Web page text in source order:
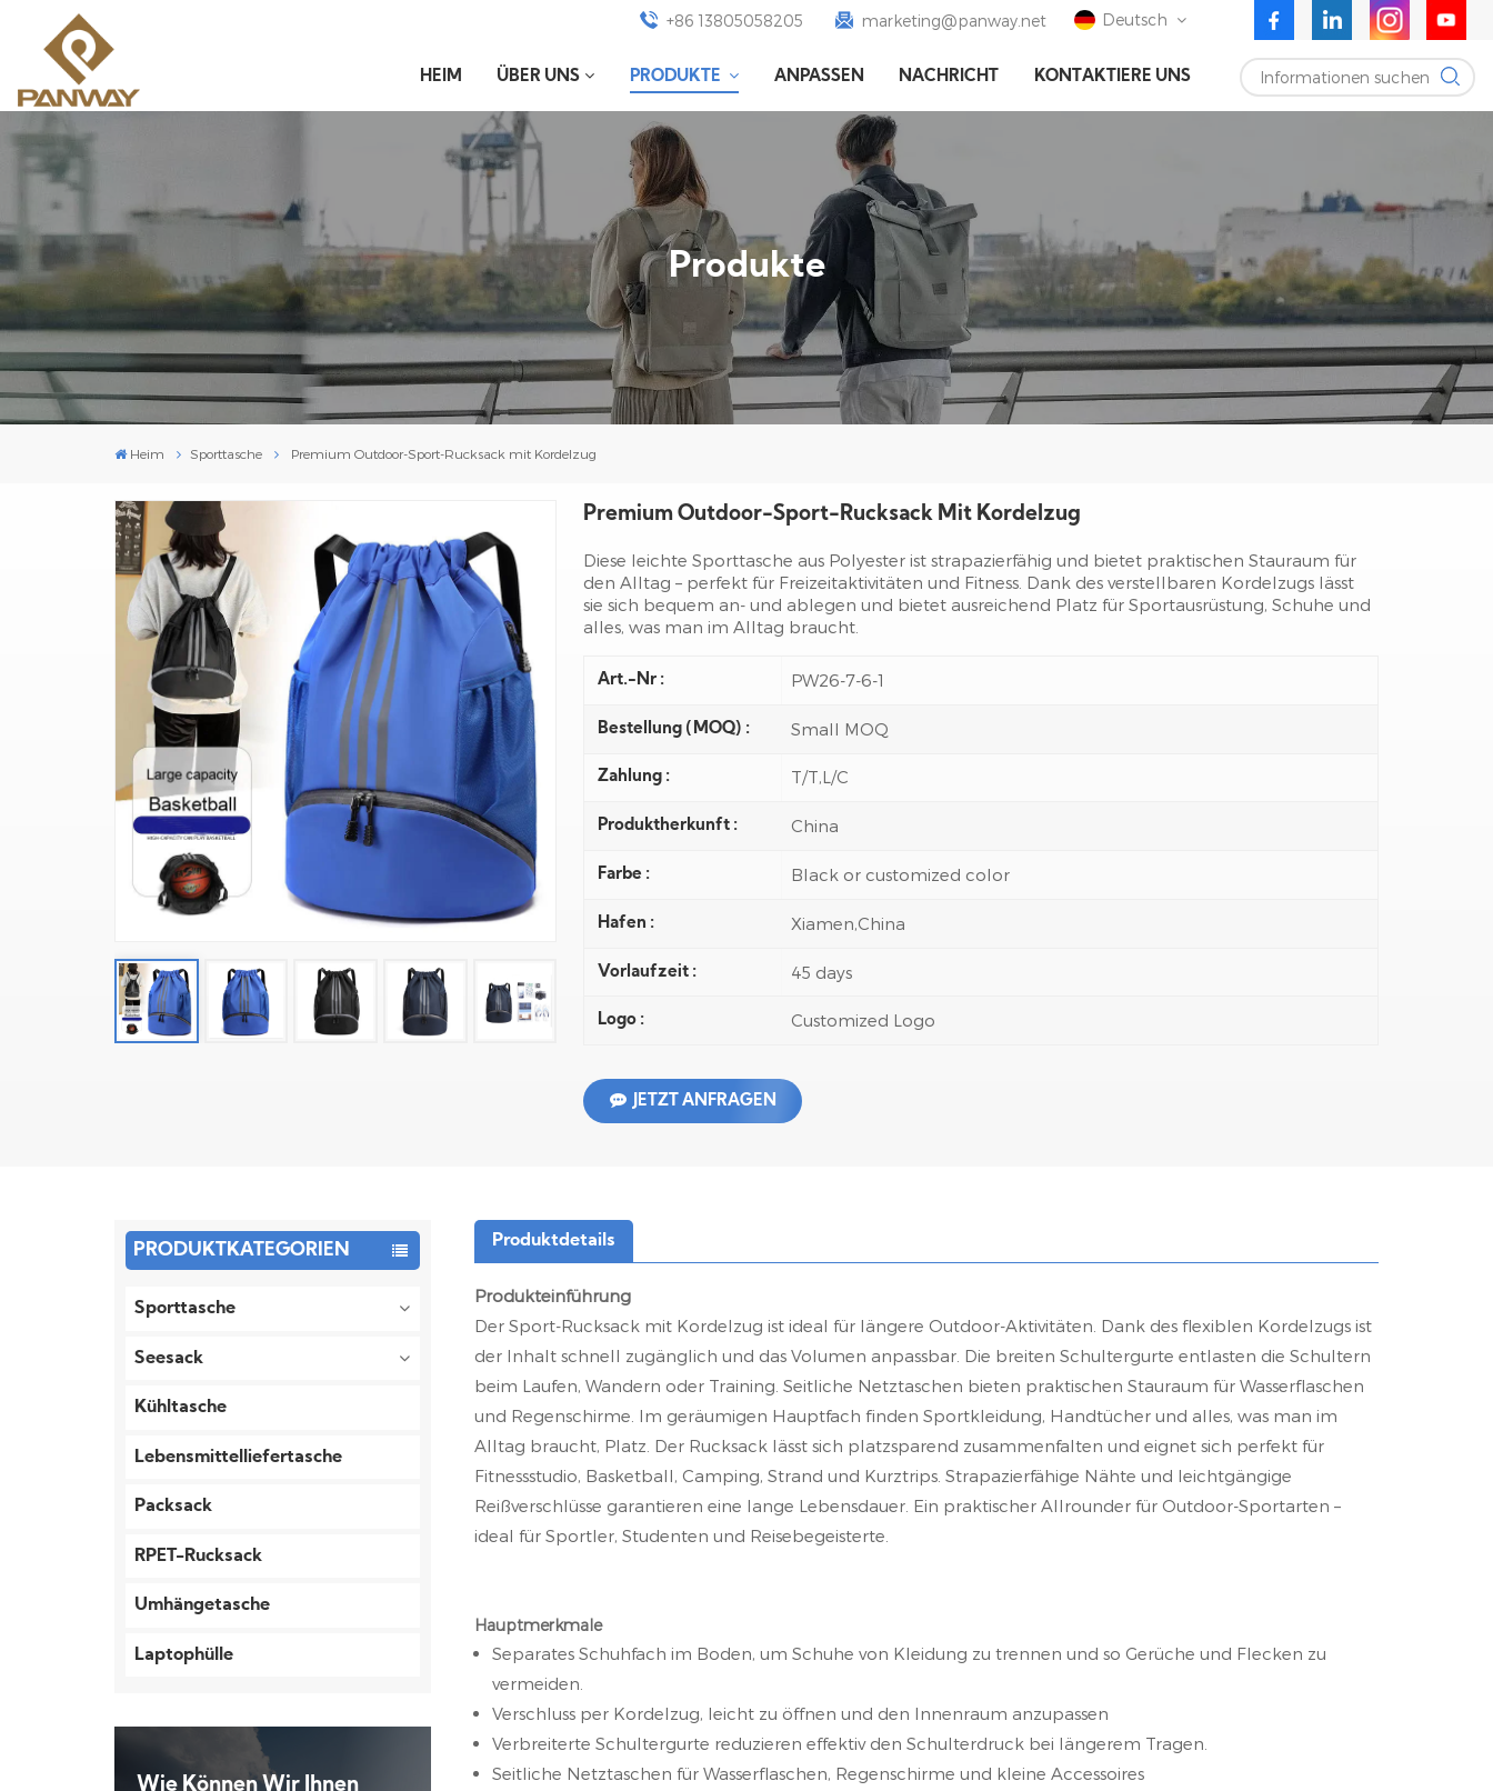
+86 13805058205 marketing@panway.net Deutsch
English
Español
HEIM ÜBER UNS PRODUKTE ANPASSEN NACHRICHT KONTAKTIERE UNS Informationen suchen
Produkte
Heim Sporttasche Premium Outdoor-Sport-Rucksack mit Kordelzug
Premium Outdoor-Sport-Rucksack Mit Kordelzug
Diese leichte Sporttasche aus Polyester ist strapazierfähig und bietet praktischen Stauraum für
den Alltag – perfekt für Freizeitaktivitäten und Fitness. Dank des verstellbaren Kordelzugs lässt
sie sich bequem an- und ablegen und bietet ausreichend Platz für Sportausrüstung, Schuhe und
alles, was man im Alltag braucht.
Art.-Nr : PW26-7-6-1
Bestellung (MOQ) : Small MOQ
Zahlung : T/T,L/C
Produktherkunft : China
Farbe : Black or customized color
Hafen : Xiamen,China
Vorlaufzeit : 45 days
Logo : Customized Logo
JETZT ANFRAGEN
PRODUKTKATEGORIEN
Sporttasche
Seesack
Kühltasche
Lebensmittelliefertasche
Packsack
RPET-Rucksack
Umhängetasche
Laptophülle
Wie Können Wir Ihnen
Produktdetails
Produkteinführung
Der Sport-Rucksack mit Kordelzug ist ideal für längere Outdoor-Aktivitäten. Dank des flexiblen Kordelzugs ist
der Inhalt schnell zugänglich und das Volumen anpassbar. Die breiten Schultergurte entlasten die Schultern
beim Laufen, Wandern oder Training. Seitliche Netztaschen bieten praktischen Stauraum für Wasserflaschen
und Regenschirme. Im geräumigen Hauptfach finden Sportkleidung, Handtücher und alles, was man im
Alltag braucht, Platz. Der Rucksack lässt sich platzsparend zusammenfalten und eignet sich perfekt für
Fitnessstudio, Basketball, Camping, Strand und Kurztrips. Strapazierfähige Nähte und leichtgängige
Reißverschlüsse garantieren eine lange Lebensdauer. Ein praktischer Allrounder für Outdoor-Sportarten –
ideal für Sportler, Studenten und Reisebegeisterte.
Hauptmerkmale
Separates Schuhfach im Boden, um Schuhe von Kleidung zu trennen und so Gerüche und Flecken zu
vermeiden.
Verschluss per Kordelzug, leicht zu öffnen und den Innenraum anzupassen
Verbreiterte Schultergurte reduzieren effektiv den Schulterdruck bei längerem Tragen.
Seitliche Netztaschen für Wasserflaschen, Regenschirme und kleine Accessoires